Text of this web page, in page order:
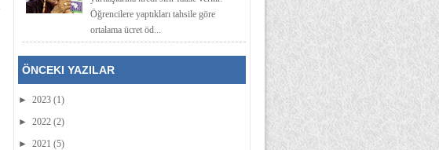
Öğrencilere yaptıkları tahsile göre
ortalama ücret öd...
ÖNCEKI YAZILAR
► 2023 (1)
► 2022 (2)
► 2021 (5)